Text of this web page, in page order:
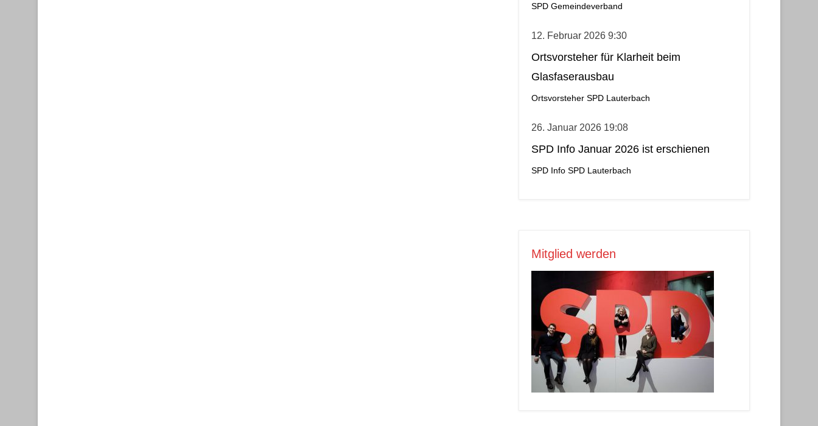
SPD Gemeindeverband
12. Februar 2026 9:30
Ortsvorsteher für Klarheit beim
Glasfaserausbau
Ortsvorsteher SPD Lauterbach
26. Januar 2026 19:08
SPD Info Januar 2026 ist erschienen
SPD Info SPD Lauterbach
Mitglied werden